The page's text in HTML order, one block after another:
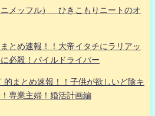
メッフル） ひきこもりニートのオ
とめ速報！！大帝イタチにラリアッ
必殺！パイルドライバー
的まとめ速報！！子供が欲しいど陰キ
専業主婦！婚活計画編